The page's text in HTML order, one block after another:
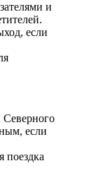
и
если
Северного
если
поездка